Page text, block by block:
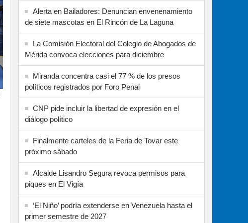
Alerta en Bailadores: Denuncian envenenamiento
de siete mascotas en El Rincón de La Laguna
La Comisión Electoral del Colegio de Abogados de
Mérida convoca elecciones para diciembre
Miranda concentra casi el 77 % de los presos
políticos registrados por Foro Penal
CNP pide incluir la libertad de expresión en el
diálogo político
Finalmente carteles de la Feria de Tovar este
próximo sábado
Alcalde Lisandro Segura revoca permisos para
piques en El Vigía
‘El Niño’ podría extenderse en Venezuela hasta el
primer semestre de 2027